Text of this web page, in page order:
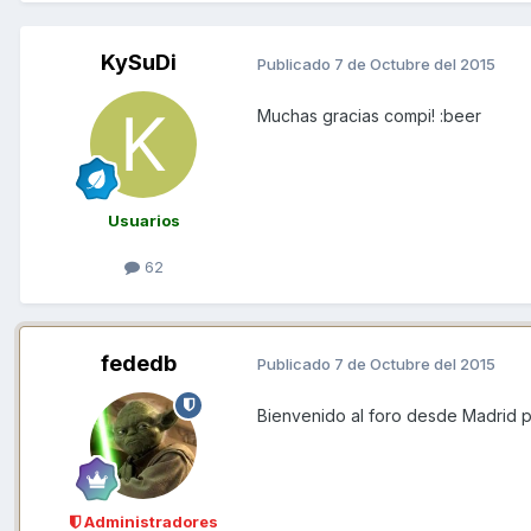
KySuDi
Usuarios
62
Publicado 7 de Octubre del 2015
Muchas gracias compi! :beer
fededb
Administradores
Publicado 7 de Octubre del 2015
Bienvenido al foro desde Madrid